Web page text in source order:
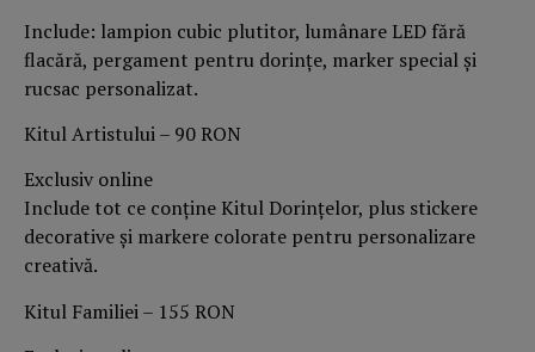
Include: lampion cubic plutitor, lumânare LED fără
flacără, pergament pentru dorințe, marker special și
rucsac personalizat.
Kitul Artistului – 90 RON
Exclusiv online
Include tot ce conține Kitul Dorințelor, plus stickere
decorative și markere colorate pentru personalizare
creativă.
Kitul Familiei – 155 RON